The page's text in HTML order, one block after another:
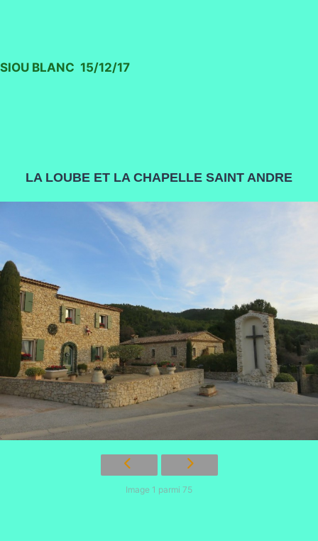
SIOU BLANC 15/12/17
LA LOUBE ET LA CHAPELLE SAINT ANDRE
Image 1 parmi 75